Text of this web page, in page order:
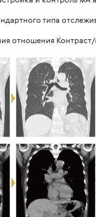
типа
отношения